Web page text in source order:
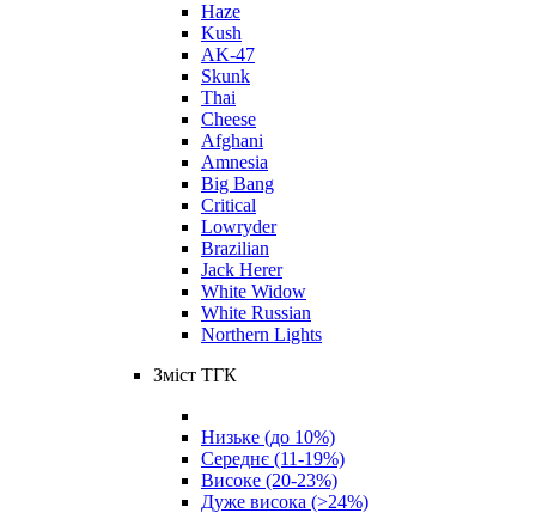
Haze
Kush
AK-47
Skunk
Thai
Cheese
Afghani
Amnesia
Big Bang
Critical
Lowryder
Brazilian
Jack Herer
White Widow
White Russian
Northern Lights
Зміст ТГК
Низьке (до 10%)
Середнє (11-19%)
Високе (20-23%)
Дуже висока (>24%)